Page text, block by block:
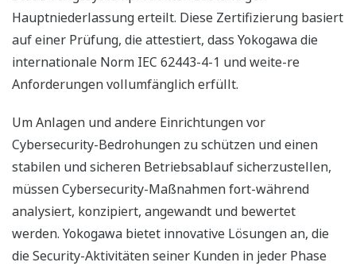
Hauptniederlassung erteilt. Diese Zertifizierung basiert
auf einer Prüfung, die attestiert, dass Yokogawa die
internationale Norm IEC 62443-4-1 und weite-re
Anforderungen vollumfänglich erfüllt.
Um Anlagen und andere Einrichtungen vor
Cybersecurity-Bedrohungen zu schützen und einen
stabilen und sicheren Betriebsablauf sicherzustellen,
müssen Cybersecurity-Maßnahmen fort-während
analysiert, konzipiert, angewandt und bewertet
werden. Yokogawa bietet innovative Lösungen an, die
die Security-Aktivitäten seiner Kunden in jeder Phase